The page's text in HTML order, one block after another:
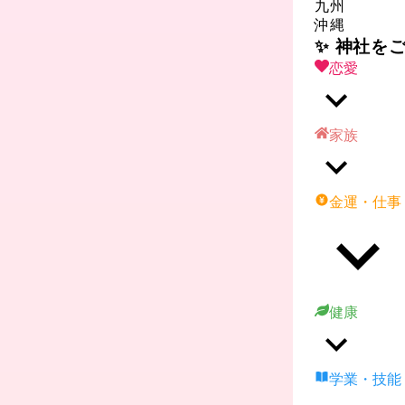
九州
沖縄
✨ 神社を
恋愛
家族
金運・仕事
健康
学業・技能